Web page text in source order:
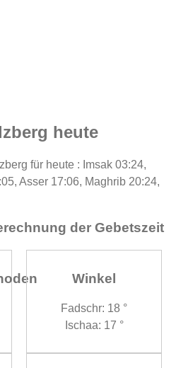
heute
für heute : Imsak 03:24,
Asser 17:06, Maghrib 20:24,
der Gebetszeit
Winkel
Fadschr: 18 °
Ischaa: 17 °